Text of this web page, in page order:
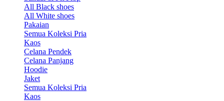
All Black shoes
All White shoes
Pakaian
Semua Koleksi Pria
Kaos
Celana Pendek
Celana Panjang
Hoodie
Jaket
Semua Koleksi Pria
Kaos